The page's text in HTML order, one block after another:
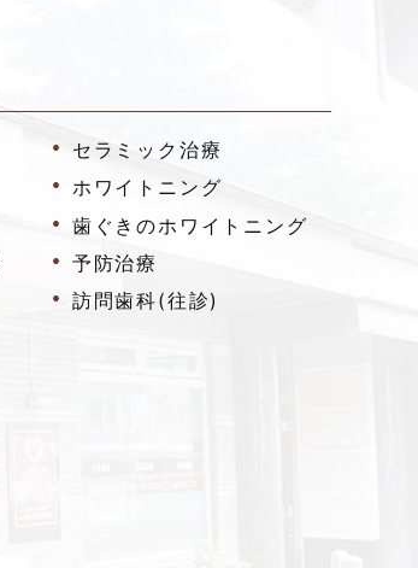
セラミック治療
ホワイトニング
歯ぐきのホワイトニング
予防治療
訪問歯科(往診)